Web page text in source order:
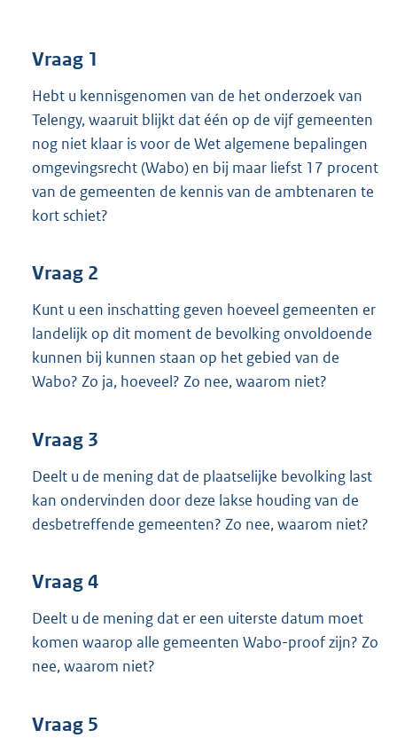
K
b
Vraag 1
Hebt u kennisgenomen van de het onderzoek van
Telengy, waaruit blijkt dat één op de vijf gemeenten
nog niet klaar is voor de Wet algemene bepalingen
omgevingsrecht (Wabo) en bij maar liefst 17 procent
van de gemeenten de kennis van de ambtenaren te
kort schiet?
Vraag 2
Kunt u een inschatting geven hoeveel gemeenten er
landelijk op dit moment de bevolking onvoldoende
kunnen bij kunnen staan op het gebied van de
Wabo? Zo ja, hoeveel? Zo nee, waarom niet?
Vraag 3
Deelt u de mening dat de plaatselijke bevolking last
kan ondervinden door deze lakse houding van de
desbetreffende gemeenten? Zo nee, waarom niet?
Vraag 4
Deelt u de mening dat er een uiterste datum moet
komen waarop alle gemeenten Wabo-proof zijn? Zo
nee, waarom niet?
Vraag 5